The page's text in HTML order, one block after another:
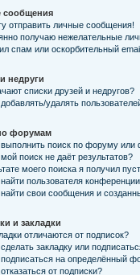
сообщения
отправить личные сообщения!
получаю нежелательные
спам или оскорбительный
недруги
списки друзей и недругов?
удалять
форумам
выполнить поиск по форуму
поиск не даёт результатов?
моего поиска я получил
пользователя
свои сообщения и
и закладки
отличаются от подписок?
закладку или
на определённый
от подписки?